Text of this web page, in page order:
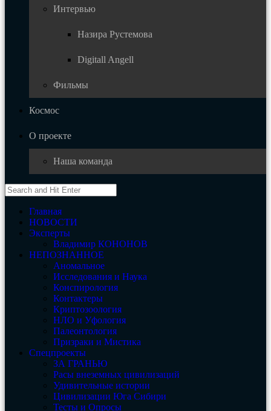
Интервью
Назира Рустемова
Digitall Angell
Фильмы
Космос
О проекте
Наша команда
Главная
НОВОСТИ
Эксперты
Владимир КОНОНОВ
НЕПОЗНАННОЕ
Аномальное
Исследования и Наука
Конспирология
Контактеры
Криптозоология
НЛО и Уфология
Палеонтология
Призраки и Мистика
Спецпроекты
ЗА ГРАНЬЮ
Расы внеземных цивилизаций
Удивительные истории
Цивилизации Юга Сибири
Тесты и Опросы